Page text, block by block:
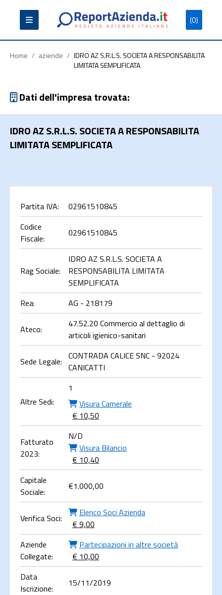
(0)
Partita
Iva
Codice
Fiscale
Ragione
Sociale
Home / aziende / IDRO AZ S.R.L.S. SOCIETA A RESPONSABILITA
LIMITATA SEMPLIFICATA
Dati dell'impresa trovata:
IDRO AZ S.R.L.S. SOCIETA A RESPONSABILITA
LIMITATA SEMPLIFICATA
Partita IVA:
02961510845
Codice
Fiscale:
02961510845
Rag Sociale:
IDRO AZ S.R.L.S. SOCIETA A
RESPONSABILITA LIMITATA
SEMPLIFICATA
Rea:
AG - 218179
Ateco:
47.52.20 Commercio al dettaglio di
articoli igienico-sanitari
Sede Legale: CONTRADA CALICE SNC - 92024
CANICATTI
Altre Sedi:
1
Visura Camerale
€ 10,50
Fatturato
2023:
N/D
Visura Bilancio
€ 10,40
Capitale
Sociale:
€1.000,00
Verifica Soci:
Elenco Soci Azienda
€ 9,00
Aziende
Collegate:
Partecipazioni in altre società
€ 10,00
Data
Iscrizione:
15/11/2019